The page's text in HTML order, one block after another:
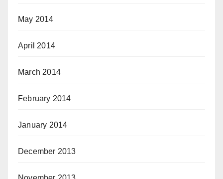
May 2014
April 2014
March 2014
February 2014
January 2014
December 2013